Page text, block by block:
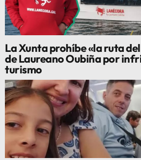
La Xunta prohíbe «la ruta
de Laureano Oubiña por
turismo